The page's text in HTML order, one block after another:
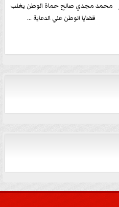
محمد مجدي صالح حماة الوطن يغلب
قضايا الوطن علي الدعاية ...